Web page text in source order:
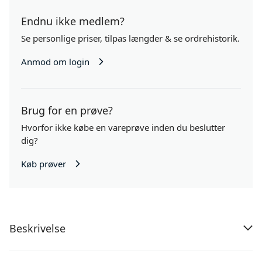
Endnu ikke medlem?
Se personlige priser, tilpas længder & se ordrehistorik.
Anmod om login
Brug for en prøve?
Hvorfor ikke købe en vareprøve inden du beslutter
dig?
Køb prøver
Beskrivelse